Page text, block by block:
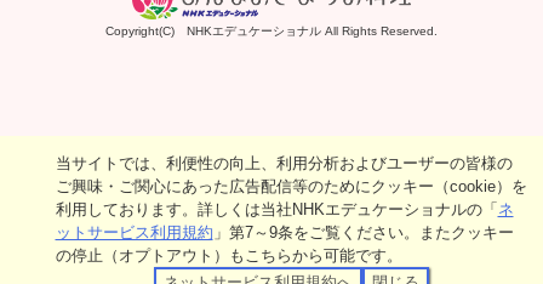
Copyright(C) NHKエデュケーショナル All Rights Reserved.
当サイトでは、利便性の向上、利用分析およびユーザーの皆様の
ご興味・ご関心にあった広告配信等のためにクッキー（cookie）を
利用しております。詳しくは当社NHKエデュケーショナルの「ネ
ットサービス利用規約 」第7～9条をご覧ください。またクッキー
の停止（オプトアウト）もこちらから可能です。